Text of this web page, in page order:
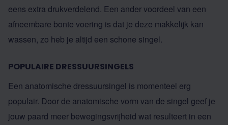
eens extra drukverdelend. Een ander voordeel van een
afneembare bonte voering is dat je deze makkelijk kan
wassen, zo heb je altijd een schone singel.
POPULAIRE DRESSUURSINGELS
Een anatomische dressuursingel is momenteel erg
populair. Door de anatomische vorm van de singel geef je
jouw paard meer bewegingsvrijheid wat resulteert in een